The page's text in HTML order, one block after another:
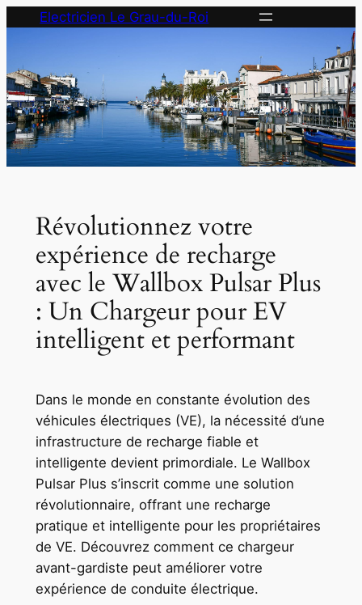
Electricien Le Grau-du-Roi
Révolutionnez votre
expérience de recharge
avec le Wallbox Pulsar Plus
: Un Chargeur pour EV
intelligent et performant
Dans le monde en constante évolution des
véhicules électriques (VE), la nécessité d’une
infrastructure de recharge fiable et
intelligente devient primordiale. Le Wallbox
Pulsar Plus s’inscrit comme une solution
révolutionnaire, offrant une recharge
pratique et intelligente pour les propriétaires
de VE. Découvrez comment ce chargeur
avant-gardiste peut améliorer votre
expérience de conduite électrique.